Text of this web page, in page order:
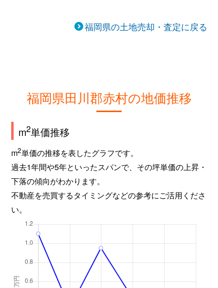
福岡県の土地売却・査定に戻る
福岡県田川郡赤村の地価推移
m2単価推移
m2単価の推移を表したグラフです。
過去1年間や5年といったスパンで、その坪単価の上昇・
下落の傾向がわかります。
不動産を売買するタイミングなどの参考にご活用くださ
い。